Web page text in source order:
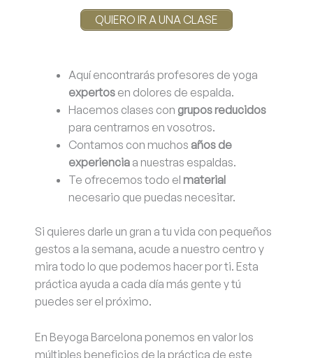
QUIERO IR A UNA CLASE
Aquí encontrarás profesores de yoga
expertos en dolores de espalda.
Hacemos clases con grupos reducidos
para centrarnos en vosotros.
Contamos con muchos años de
experiencia a nuestras espaldas.
Te ofrecemos todo el material
necesario que puedas necesitar.
Si quieres darle un gran a tu vida con pequeños
gestos a la semana, acude a nuestro centro y
mira todo lo que podemos hacer por ti. Esta
práctica ayuda a cada día más gente y tú
puedes ser el próximo.
En Beyoga Barcelona ponemos en valor los
múltiples beneficios de la práctica de este